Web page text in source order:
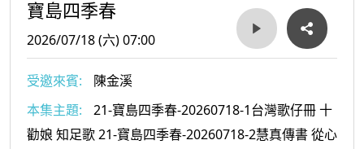
寶島四季春
2026/07/18 (六) 07:00
受邀來賓:
陳金溪
本集主題:
21-寶島四季春-20260718-1台灣歌仔冊 十
勸娘 知足歌 21-寶島四季春-20260718-2慧真傳書 從心